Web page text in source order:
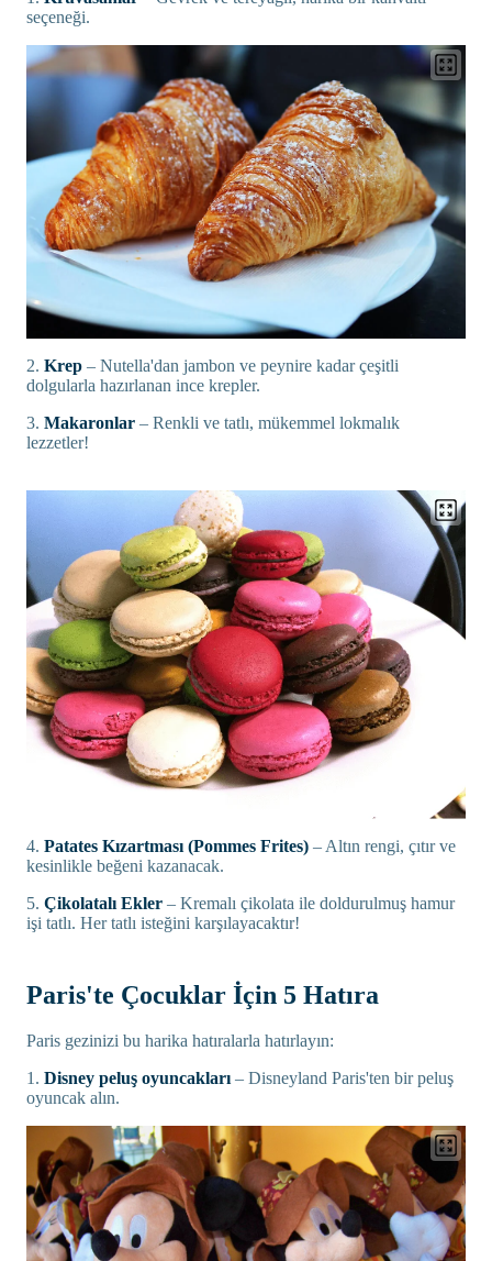
seçeneği.
2. Krep – Nutella'dan jambon ve peynire kadar çeşitli
dolgularla hazırlanan ince krepler.
3. Makaronlar – Renkli ve tatlı, mükemmel lokmalık
lezzetler!
4. Patates Kızartması (Pommes Frites) – Altın rengi, çıtır ve
kesinlikle beğeni kazanacak.
5. Çikolatalı Ekler – Kremalı çikolata ile doldurulmuş hamur
işi tatlı. Her tatlı isteğini karşılayacaktır!
Paris'te Çocuklar İçin 5 Hatıra
Paris gezinizi bu harika hatıralarla hatırlayın:
1. Disney peluş oyuncakları – Disneyland Paris'ten bir peluş
oyuncak alın.